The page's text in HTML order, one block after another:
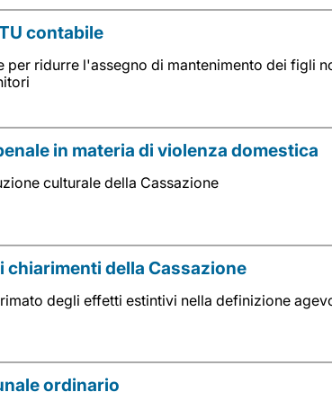
contabile
per ridurre l'assegno di mantenimento dei figli
in materia di violenza domestica
culturale della Cassazione
della Cassazione
degli effetti estintivi nella definizione
ordinario